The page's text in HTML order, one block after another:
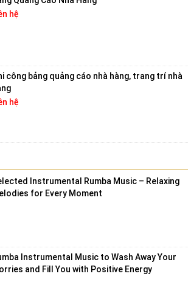
hệ
công bảng quảng cáo nhà hàng, trang trí nhà
hệ
Instrumental Rumba Music – Relaxing
for Every Moment
Instrumental Music to Wash Away Your
and Fill You with Positive Energy